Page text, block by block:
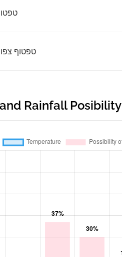
טפטוף
Rainfall Posibility